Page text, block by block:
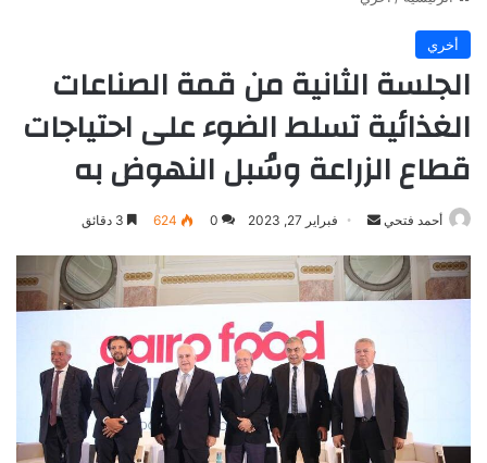
أخري
الجلسة الثانية من قمة الصناعات
الغذائية تسلط الضوء على احتياجات
قطاع الزراعة وسُبل النهوض به
أحمد فتحي
أرسل
إلكترونيا
فبراير 27, 2023 0
624